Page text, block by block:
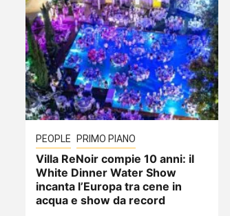
PEOPLE PRIMO PIANO
Villa ReNoir compie 10 anni: il
White Dinner Water Show
incanta l’Europa tra cene in
acqua e show da record